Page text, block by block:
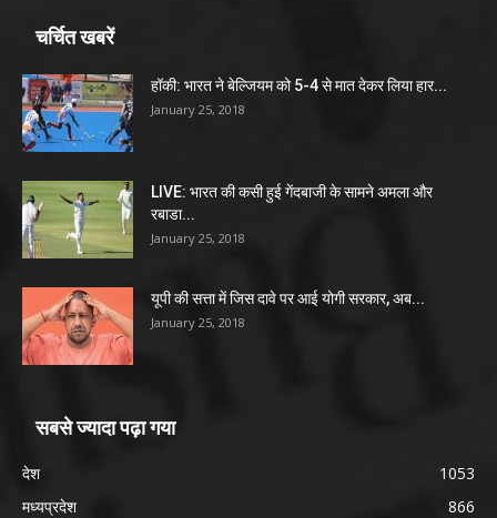
चर्चित खबरें
हॉकी: भारत ने बेल्जियम को 5-4 से मात देकर लिया हार...
January 25, 2018
LIVE: भारत की कसी हुई गेंदबाजी के सामने अमला और
रबाडा...
January 25, 2018
यूपी की सत्ता में जिस दावे पर आई योगी सरकार, अब...
January 25, 2018
सबसे ज्यादा पढ़ा गया
देश
1053
मध्यप्रदेश
866